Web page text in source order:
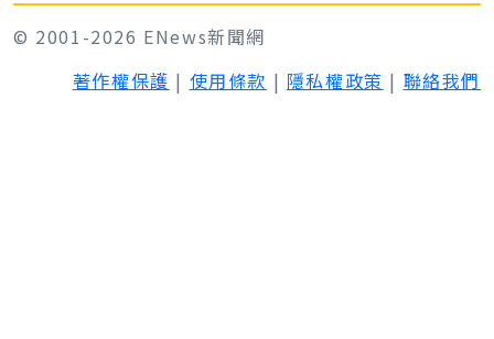
© 2001-2026 ENews新聞網
著作權保護 | 使用條款 | 隱私權政策 | 聯絡我們